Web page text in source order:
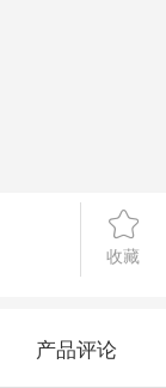
收藏
产品评论